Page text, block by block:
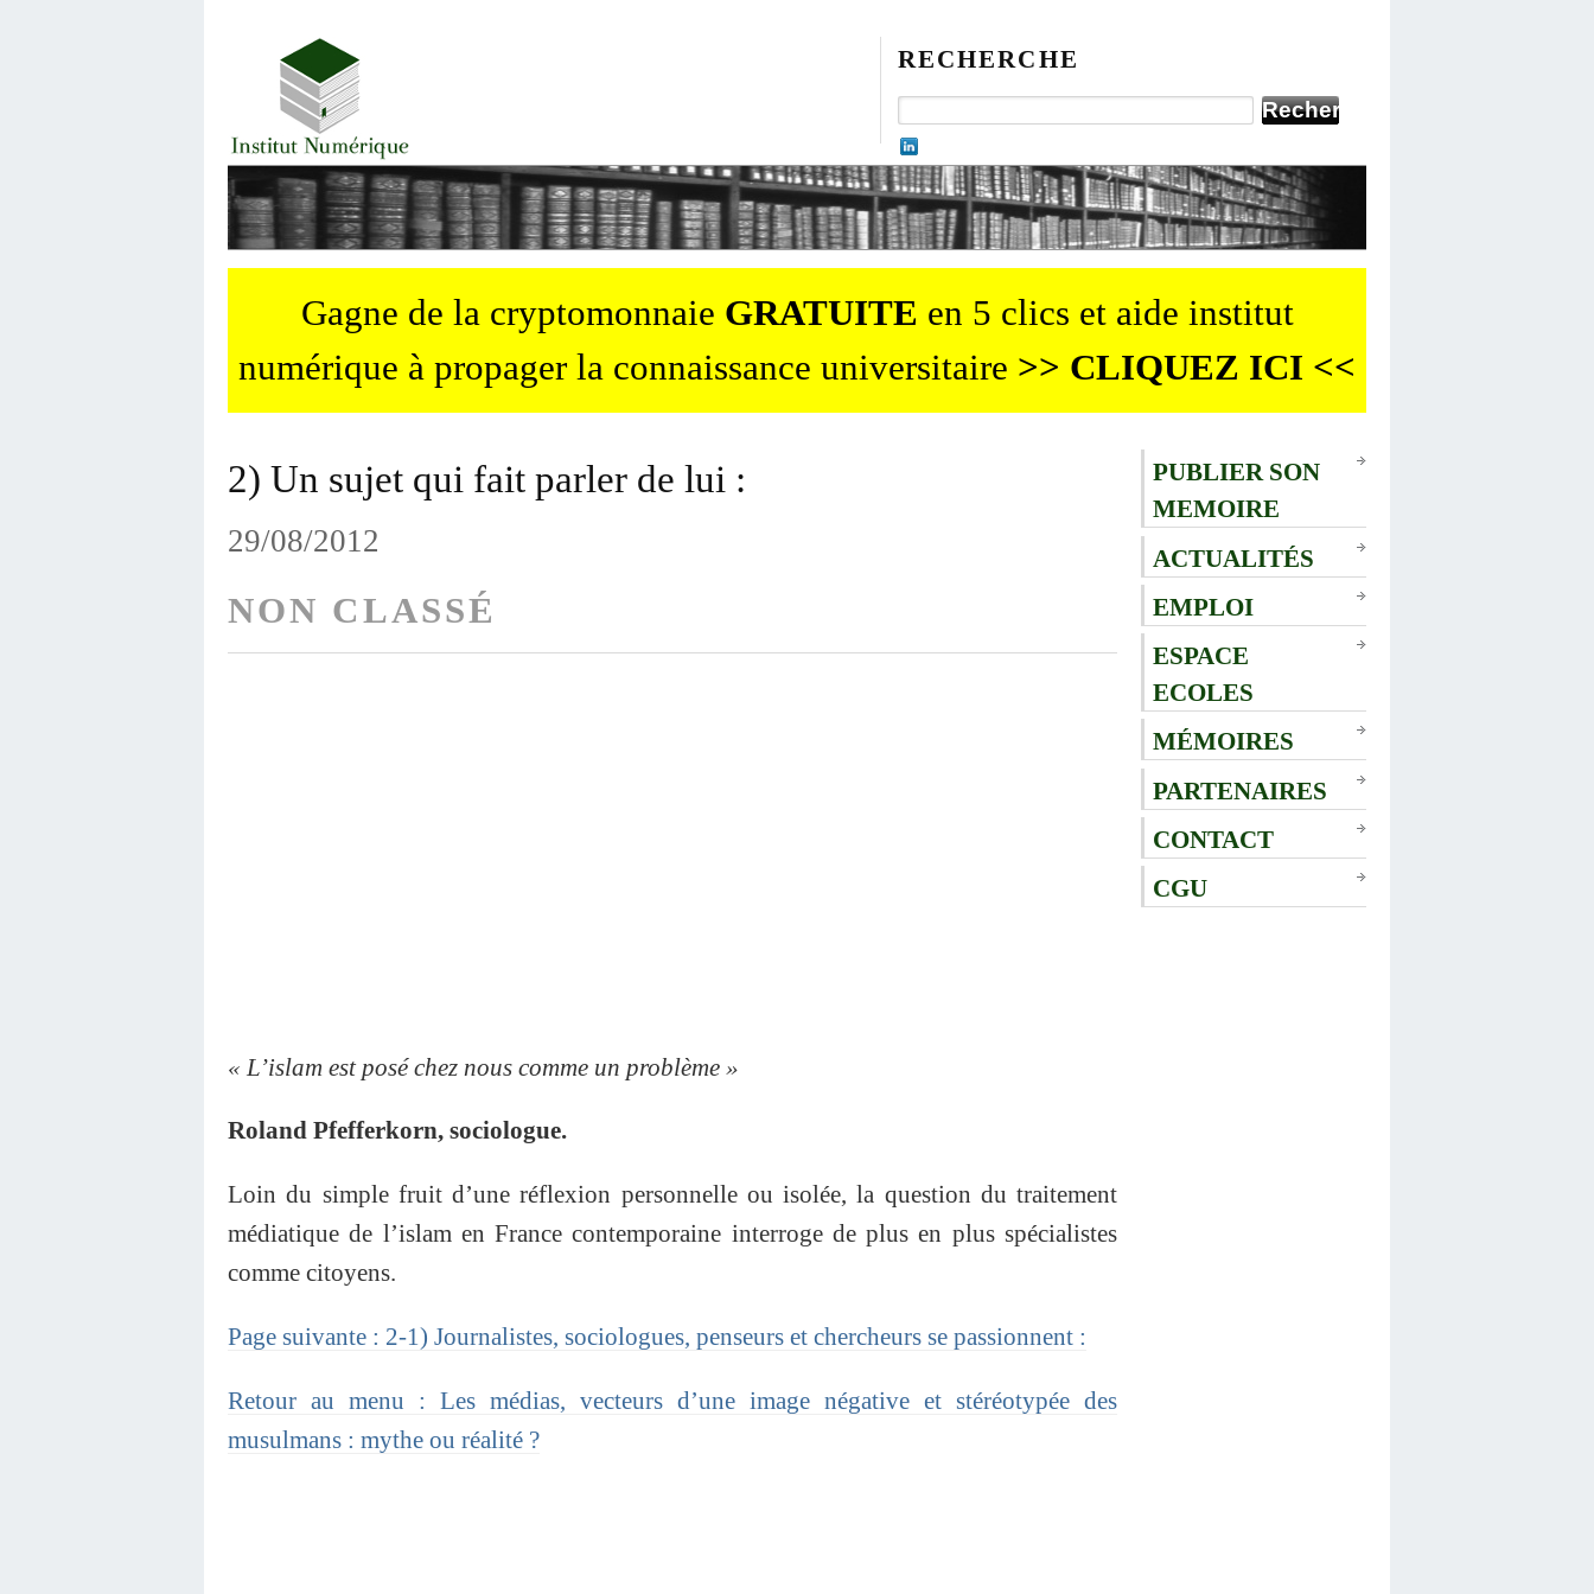
RECHERCHE
Gagne de la cryptomonnaie GRATUITE en 5 clics et aide institut
numérique à propager la connaissance universitaire >> CLIQUEZ ICI <<
2) Un sujet qui fait parler de lui :
29/08/2012
NON CLASSÉ
« L’islam est posé chez nous comme un problème »
Roland Pfefferkorn, sociologue.
Loin du simple fruit d’une réflexion personnelle ou isolée, la question du traitement
médiatique de l’islam en France contemporaine interroge de plus en plus spécialistes
comme citoyens.
Page suivante : 2-1) Journalistes, sociologues, penseurs et chercheurs se passionnent :
Retour au menu : Les médias, vecteurs d’une image négative et stéréotypée des
musulmans : mythe ou réalité ?
PUBLIER SON
MEMOIRE
ACTUALITÉS
EMPLOI
ESPACE
ECOLES
MÉMOIRES
PARTENAIRES
CONTACT
CGU